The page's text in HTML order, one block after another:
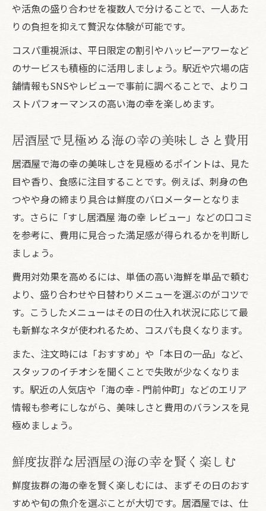
や活魚の盛り合わせを複数人で分けることで、一人あた
りの負担を抑えて贅沢な体験が可能です。
コスパ重視派は、平日限定の割引やハッピーアワーなど
のサービスも積極的に活用しましょう。駅近や穴場の店
舗情報もSNSやレビューで事前に調べることで、よりコ
ストパフォーマンスの高い海の幸を楽しめます。
居酒屋で見極める海の幸の美味しさと費用
居酒屋で海の幸の美味しさを見極めるポイントは、見た
目や香り、食感に注目することです。例えば、刺身の色
つやや身の締まり具合は鮮度のバロメーターとなりま
す。さらに「すし居酒屋 海の幸 レビュー」などの口コミ
を参考に、費用に見合った満足感が得られるかを判断し
ましょう。
費用対効果を高めるには、単価の高い海鮮を単品で頼む
より、盛り合わせや日替わりメニューを選ぶのがコツで
す。こうしたメニューはその日の仕入れ状況に応じて最
も新鮮なネタが使われるため、コスパも良くなります。
また、注文時には「おすすめ」や「本日の一品」など、
スタッフのイチオシを聞くことで失敗が少なくなりま
す。駅近の人気店や「海の幸 - 門前仲町」などのエリア
情報も参考にしながら、美味しさと費用のバランスを見
極めましょう。
鮮度抜群な居酒屋の海の幸を賢く楽しむ
鮮度抜群の海の幸を賢く楽しむには、まずその日のおす
すめや旬の魚介を選ぶことが大切です。居酒屋では、仕